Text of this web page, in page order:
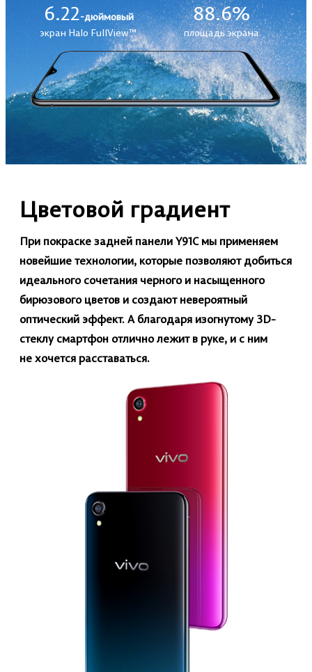
6.22-дюймовый
экран Halo FullView™
88.6%
площадь экрана
Цветовой градиент
При покраске задней панели Y91C мы применяем
новейшие технологии, которые позволяют добиться
идеального сочетания черного и насыщенного
бирюзового цветов и создают невероятный
оптический эффект. А благодаря изогнутому 3D-
стеклу смартфон отлично лежит в руке, и с ним
не хочется расставаться.